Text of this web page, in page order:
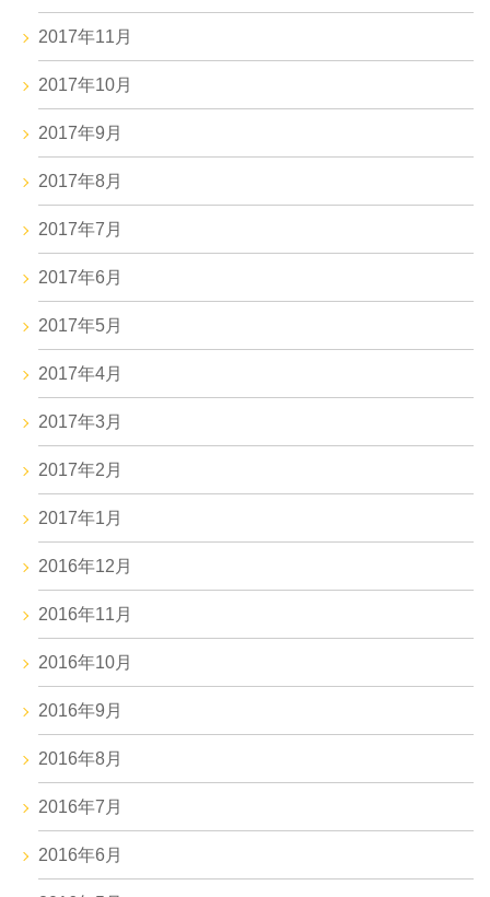
2017年11月
2017年10月
2017年9月
2017年8月
2017年7月
2017年6月
2017年5月
2017年4月
2017年3月
2017年2月
2017年1月
2016年12月
2016年11月
2016年10月
2016年9月
2016年8月
2016年7月
2016年6月